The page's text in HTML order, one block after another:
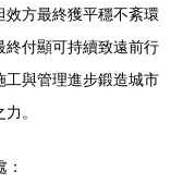
效方最終獲平穩不紊環
終付顯可持續致遠前行
工與管理進步鍛造城市
。